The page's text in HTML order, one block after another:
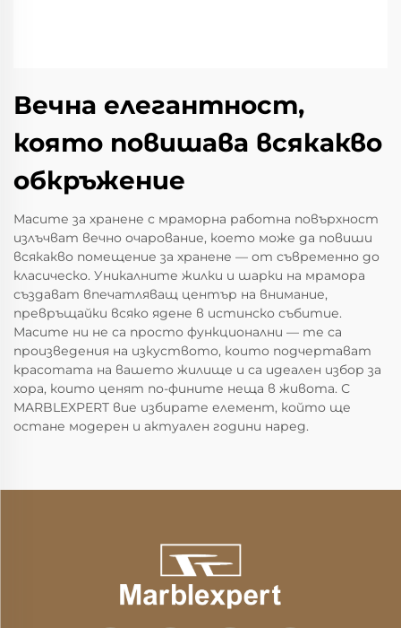
Вечна елегантност,
която повишава всякакво
обкръжение
Масите за хранене с мраморна работна повърхност
излъчват вечно очарование, което може да повиши
всякакво помещение за хранене — от съвременно до
класическо. Уникалните жилки и шарки на мрамора
създават впечатляващ център на внимание,
превръщайки всяко ядене в истинско събитие.
Масите ни не са просто функционални — те са
произведения на изкуството, които подчертават
красотата на вашето жилище и са идеален избор за
хора, които ценят по-фините неща в живота. С
MARBLEXPERT вие избирате елемент, който ще
остане модерен и актуален години наред.